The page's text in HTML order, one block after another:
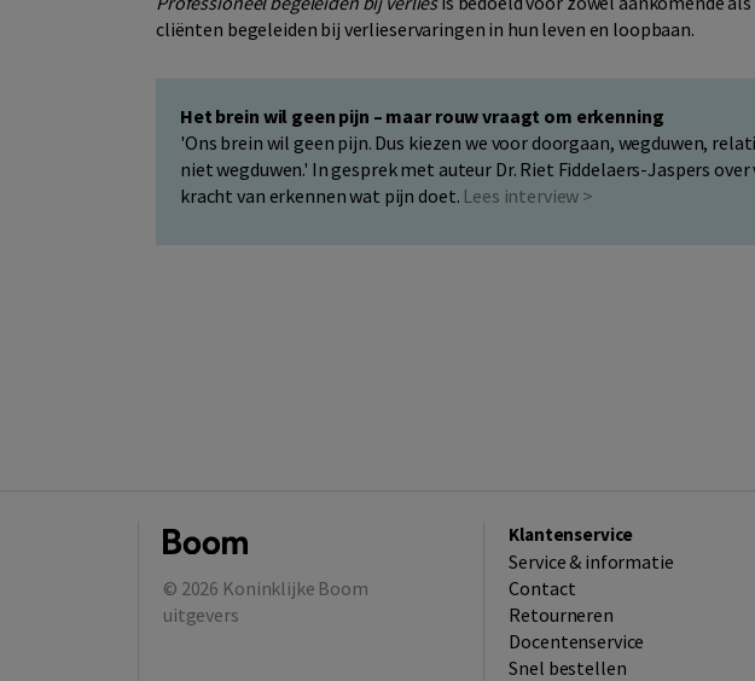
cliënten begeleiden bij verlieservaringen in hun leven en loopbaan.
Het brein wil geen pijn – maar rouw vraagt om erkenning
'Ons brein wil geen pijn. Dus kiezen we voor doorgaan, wegduwen,
niet wegduwen.' In gesprek met auteur Dr. Riet Fiddelaers-Jaspers
kracht van erkennen wat pijn doet. Lees interview >
© 2026 Koninklijke Boom
uitgevers
Klantenservice
Service & informatie
Contact
Retourneren
Docentenservice
Snel bestellen